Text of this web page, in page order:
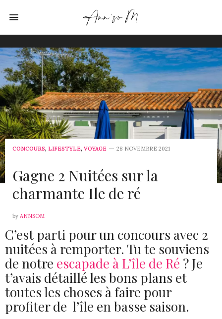
CONCOURS, LIFESTYLE, VOYAGE 28 NOVEMBRE 2021
Gagne 2 Nuitées sur la
charmante Ile de ré
by ANNSOM
C’est parti pour un concours avec 2
nuitées à remporter. Tu te souviens
de notre escapade à L’île de Ré ? Je
t’avais détaillé les bons plans et
toutes les choses à faire pour
profiter de l’île en basse saison.